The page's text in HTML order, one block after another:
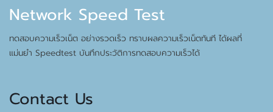
Network Speed Test
ทดสอบความเร็วเน็ต อย่างรวดเร็ว ทราบผลความเร็วเน็ตทันที ได้ผลที่
แม่นยำ Speedtest บันทึกประวัติการทดสอบความเร็วได้
Contact Us